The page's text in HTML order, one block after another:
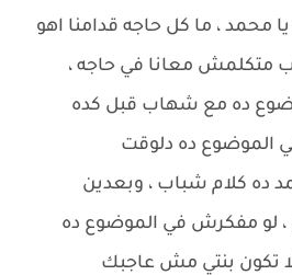
محمد ، ما كل حاجه قدامنا اهو
معانا في حاجه ،
ده مع شهاب قبل كده
الموضوع ده دلوقت
ده كلام شباب ، وبعدين
، لو مفكرش في الموضوع ده
تكون بنتي مش عاجبك